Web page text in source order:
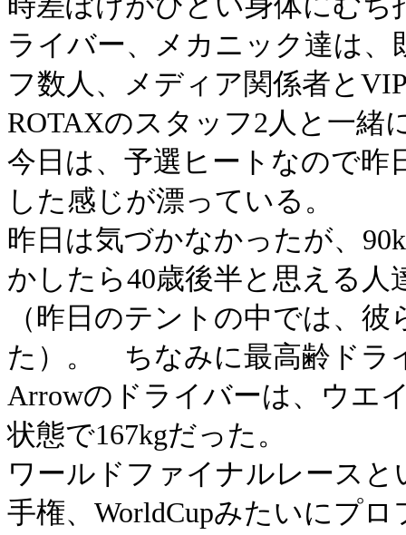
ライバー、メカニック達は
フ数人、メディア関係者と
ROTAXのスタッフ2人と一緒
今日は、予選ヒートなので
した感じが漂っている。
昨日は気づかなかったが、
かしたら40歳後半と思える
（昨日のテントの中では、
た）。 ちなみに最高齢ドラ
Arrowのドライバーは、ウエ
状態で167kgだった。
ワールドファイナルレース
手権、WorldCupみたいにプ